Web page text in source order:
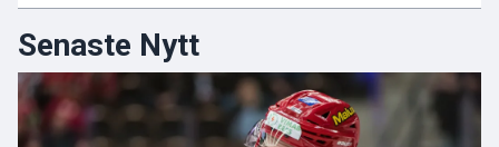
Senaste Nytt